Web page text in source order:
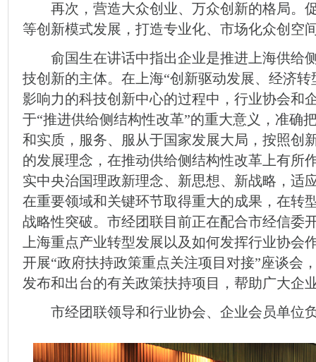
再次，营造大众创业、万众创新的格局。
等创新模式发展，打造专业化、市场化众创空
俞国生在讲话中指出企业是推进上海供给
技创新的主体。在上海“创新驱动发展、经济
影响力的科技创新中心的过程中，行业协会和
于“推进供给侧结构性改革”的重大意义，准确
和实质，服务、服从于国家发展大局，按照创
的发展理念，在推动供给侧结构性改革上有所
实中央治国理政新理念、新思想、新战略，适
在重要领域和关键环节取得重大的成果，在转
战略性突破。市经团联目前正在配合市经信委
上海重点产业转型发展以及如何发挥行业协会
开展“政府扶持政策重点关注项目对接”座谈会
发布和出台的有关政策扶持项目，帮助广大企
市经团联领导和行业协会、企业会员单位